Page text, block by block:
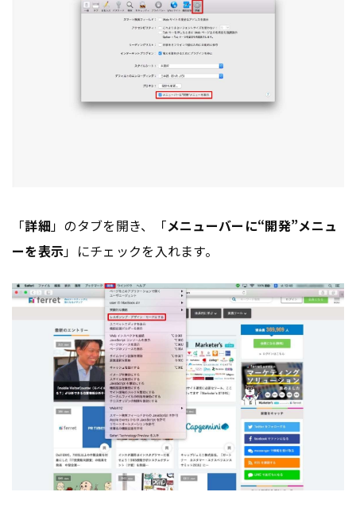
「詳細 」のタブを開き、「メニューバーに“開発”メニュ
ーを表示」にチェックを入れます。